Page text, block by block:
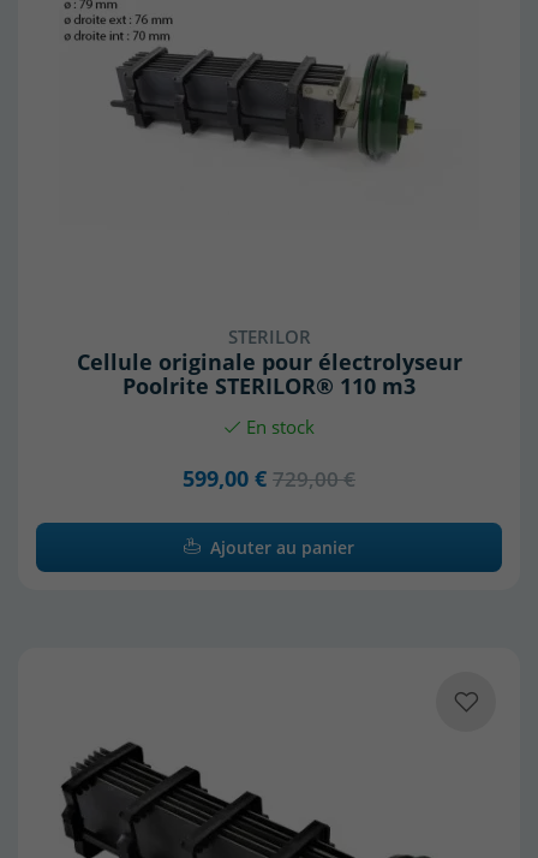
STERILOR
Cellule originale pour électrolyseur
Poolrite STERILOR® 110 m3
En stock
599,00 € 729,00 €
Ajouter au panier